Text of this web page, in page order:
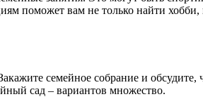
поможет вам не только найти
семейное собрание и обсудите,
сад – вариантов множество.